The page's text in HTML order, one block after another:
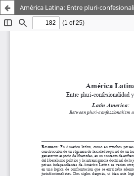
América Latina: Entre pluri-